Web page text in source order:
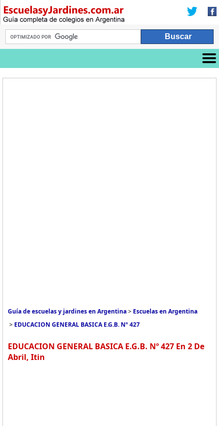
Guía de escuelas y jardines en Argentina> Escuelas en Argentina
> EDUCACION GENERAL BASICA E.G.B. Nº 427
EDUCACION GENERAL BASICA E.G.B. Nº 427 En 2 De
Abril, Itin